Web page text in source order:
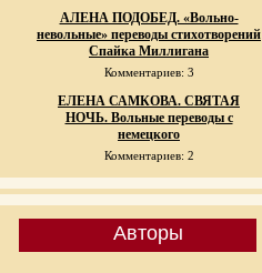
АЛЕНА ПОДОБЕД. «Вольно-
невольные» переводы стихотворений
Спайка Миллигана
Комментариев: 3
ЕЛЕНА САМКОВА. СВЯТАЯ
НОЧЬ. Вольные переводы с
немецкого
Комментариев: 2
Авторы